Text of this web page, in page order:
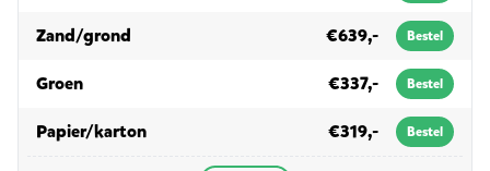
Zand/grond €639,- Bestel
Groenin 10m³ €337,- Bestel
Papier/kartonin 10m³ €319,- Bestel